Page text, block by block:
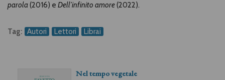
parola(2016) e Dell’infinito amore(2022).
Tag: Autori Lettori Librai
Nel tempo vegetale